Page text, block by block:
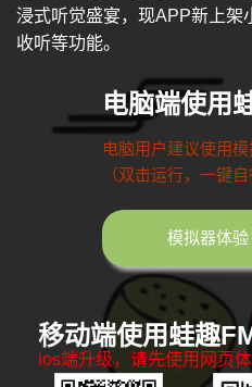
浸式听觉盛宴，现APP新上架
收听等功能。
电脑端使用
电脑用户建议使用模
（双击运行，一键
模拟器体验
移动端使用蛙趣
ios端升级，请先使用网页体